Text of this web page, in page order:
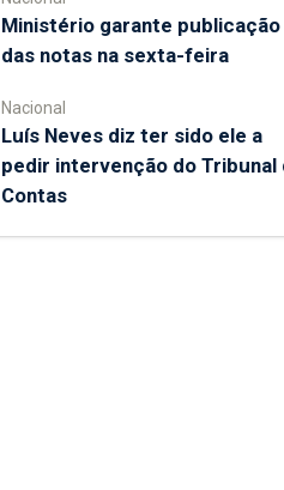
Ministério garante publicação
das notas na sexta-feira
Nacional
Luís Neves diz ter sido ele a
pedir intervenção do Tribunal
Contas